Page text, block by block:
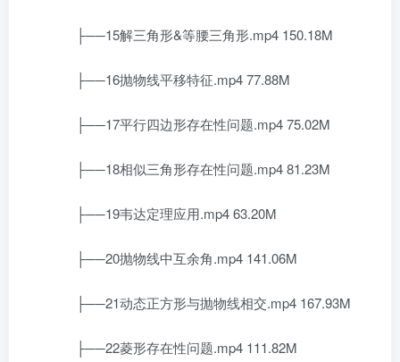
├──15解三角形&等腰三角形.mp4 150.18M
├──16抛物线平移特征.mp4 77.88M
├──17平行四边形存在性问题.mp4 75.02M
├──18相似三角形存在性问题.mp4 81.23M
├──19韦达定理应用.mp4 63.20M
├──20抛物线中互余角.mp4 141.06M
├──21动态正方形与抛物线相交.mp4 167.93M
├──22菱形存在性问题.mp4 111.82M